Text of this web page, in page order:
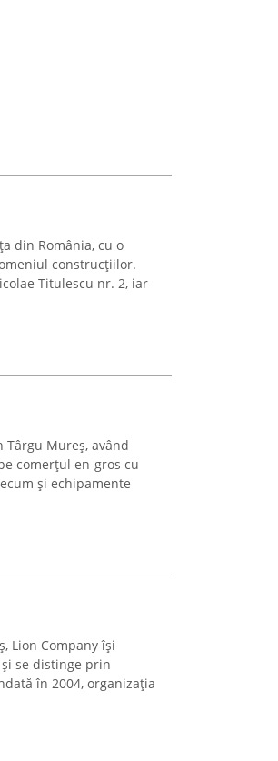
din România, cu o
construcțiilor.
Titulescu nr. 2, iar
Mureș, având
comerțul en-gros cu
și echipamente
Lion Company își
se distinge prin
în 2004, organizația